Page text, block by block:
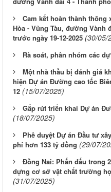
Cam kết hoàn thành
Hòa - Vũng Tàu, đường Vành
trước ngày 19-12-2025 (30/05/
Rà soát, phân nhóm các
Một nhà thầu bị đánh giá
hiện Dự án Đường cao tốc
12 (15/07/2025)
Gấp rút triển khai Dự án
(18/07/2025)
Phê duyệt Dự án Đầu tư
phí hơn 133 tỷ đồng (29/07/
Đồng Nai: Phấn đấu trong
dựng cơ sở vật chất trường
(31/07/2025)